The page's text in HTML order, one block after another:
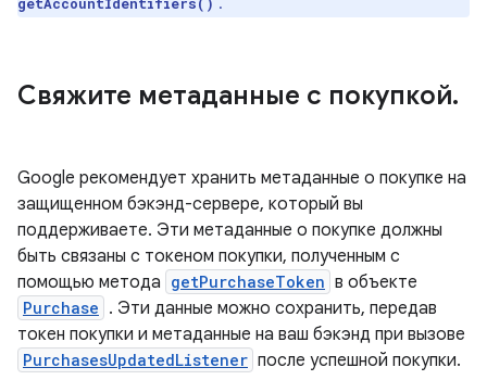
Свяжите метаданные с покупкой.
Google рекомендует хранить метаданные о покупке на
защищенном бэкэнд-сервере, который вы
поддерживаете. Эти метаданные о покупке должны
быть связаны с токеном покупки, полученным с
помощью метода getPurchaseToken в объекте
Purchase . Эти данные можно сохранить, передав
токен покупки и метаданные на ваш бэкэнд при вызове
PurchasesUpdatedListener после успешной покупки.